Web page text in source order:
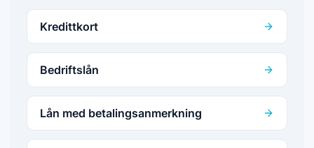
Kredittkort
Bedriftslån
Lån med betalingsanmerkning